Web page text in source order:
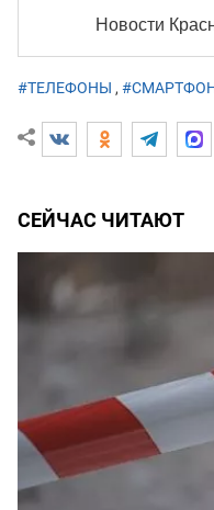
Новости
#ТЕЛЕФОНЫ ,
СЕЙЧАС ЧИТАЮТ